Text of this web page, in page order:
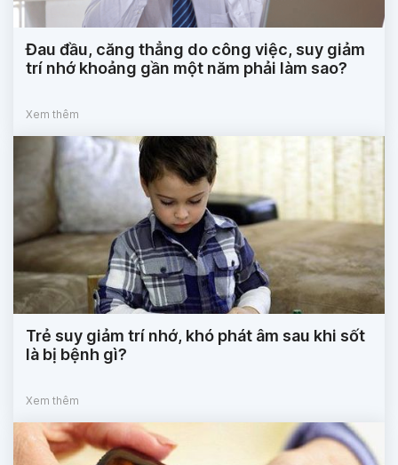
Đau đầu, căng thẳng do công việc, suy giảm
trí nhớ khoảng gần một năm phải làm sao?
Xem thêm
Trẻ suy giảm trí nhớ, khó phát âm sau khi sốt
là bị bệnh gì?
Xem thêm